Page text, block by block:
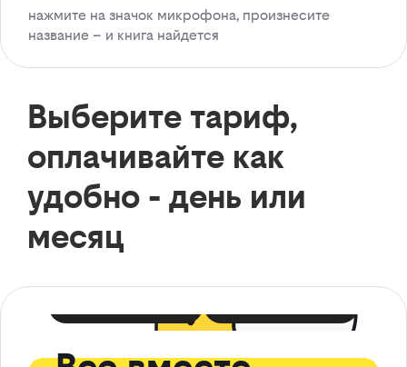
нажмите на значок микрофона, произнесите
название – и книга найдется
Выберите тариф,
оплачивайте как
удобно - день или
месяц